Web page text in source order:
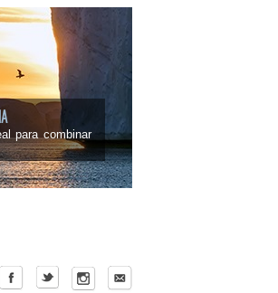
para combinar